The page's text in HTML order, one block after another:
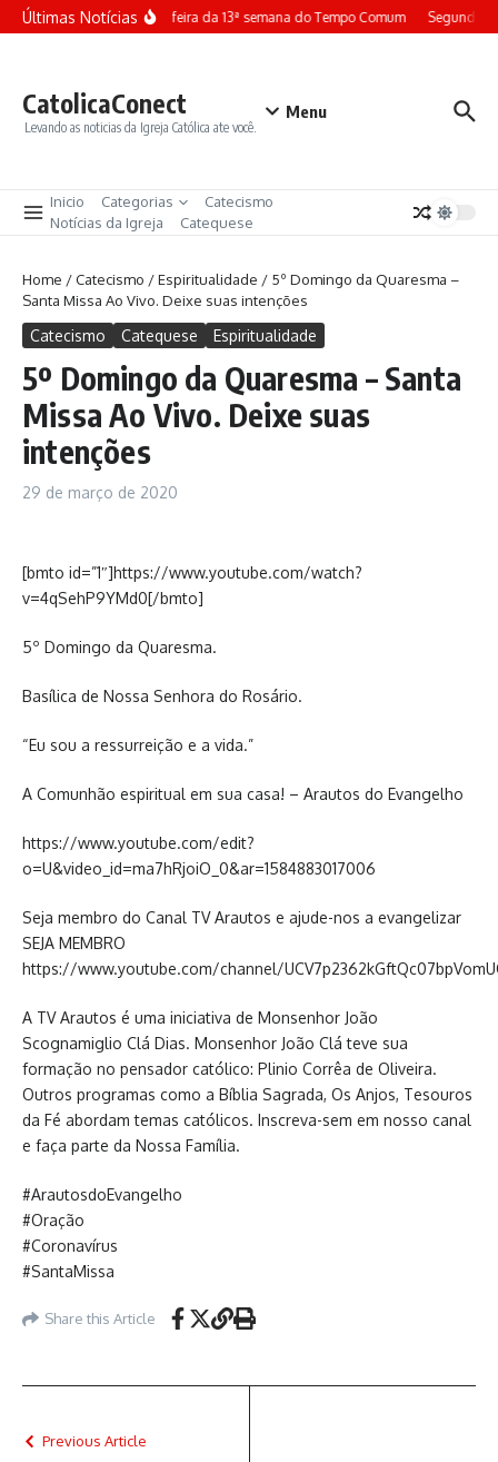
Ir para o conteúdo
Últimas NotíciasTerça-feira da 13ª semana do Tempo Comum Segunda-
CatolicaConect
Levando as noticias da Igreja Católica ate você.
Menu
Inicio Categorias
Catecismo
Notícias da Igreja
Catequese
Home /Catecismo /Espiritualidade / 5º Domingo da Quaresma –
Santa Missa Ao Vivo. Deixe suas intenções
Catecismo Catequese Espiritualidade
5º Domingo da Quaresma – Santa
Missa Ao Vivo. Deixe suas
intenções
29 de março de 2020
[bmto id=”1″]https://www.youtube.com/watch?
v=4qSehP9YMd0[/bmto]
5º Domingo da Quaresma.
Basílica de Nossa Senhora do Rosário.
“Eu sou a ressurreição e a vida.”
A Comunhão espiritual em sua casa! – Arautos do Evangelho
https://www.youtube.com/edit?
o=U&video_id=ma7hRjoiO_0&ar=1584883017006
Seja membro do Canal TV Arautos e ajude-nos a evangelizar
SEJA MEMBRO
https://www.youtube.com/channel/
A TV Arautos é uma iniciativa de Monsenhor João
Scognamiglio Clá Dias. Monsenhor João Clá teve sua
formação no pensador católico: Plinio Corrêa de Oliveira.
Outros programas como a Bíblia Sagrada, Os Anjos, Tesouros
da Fé abordam temas católicos. Inscreva-sem em nosso canal
e faça parte da Nossa Família.
#ArautosdoEvangelho
#Oração
#Coronavírus
#SantaMissa
Share this Article
Previous Article